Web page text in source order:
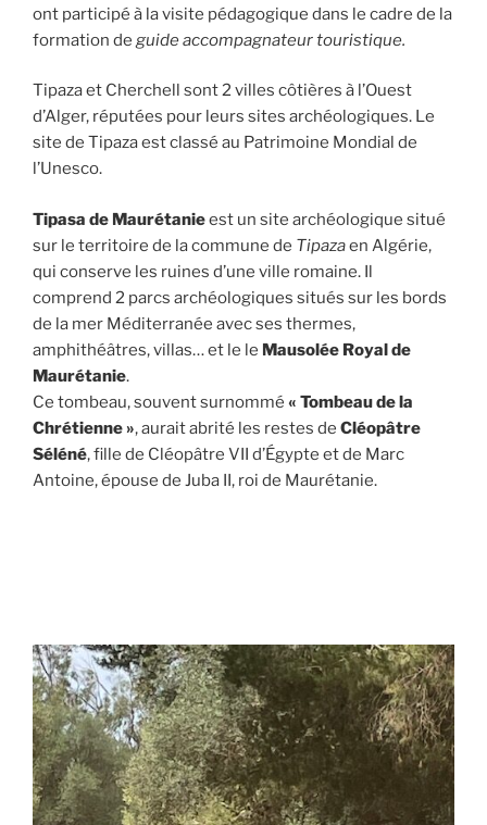
ont participé à la visite pédagogique dans le cadre de la
formation de guide accompagnateur touristique.
Tipaza et Cherchell sont 2 villes côtières à l’Ouest
d’Alger, réputées pour leurs sites archéologiques. Le
site de Tipaza est classé au Patrimoine Mondial de
l’Unesco.
Tipasa de Maurétanieest un site archéologique situé
sur le territoire de la commune de Tipazaen Algérie,
qui conserve les ruines d’une ville romaine. Il
comprend 2 parcs archéologiques situés sur les bords
de la mer Méditerranée avec ses thermes,
amphithéâtres, villas… et le le Mausolée Royal de
Maurétanie.
Ce tombeau, souvent surnommé « Tombeau de la
Chrétienne », aurait abrité les restes de Cléopâtre
Séléné, fille de Cléopâtre VII d’Égypte et de Marc
Antoine, épouse de Juba II, roi de Maurétanie.